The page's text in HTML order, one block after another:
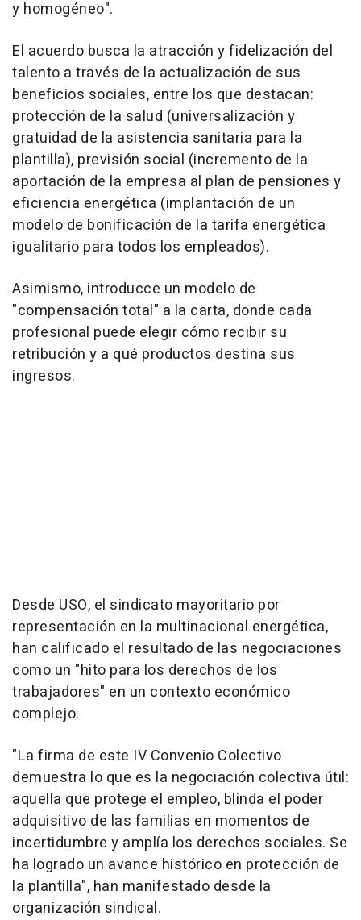
y homogéneo".
El acuerdo busca la atracción y fidelización del
talento a través de la actualización de sus
beneficios sociales, entre los que destacan:
protección de la salud (universalización y
gratuidad de la asistencia sanitaria para la
plantilla), previsión social (incremento de la
aportación de la empresa al plan de pensiones y
eficiencia energética (implantación de un
modelo de bonificación de la tarifa energética
igualitario para todos los empleados).
Asimismo, introducce un modelo de
"compensación total" a la carta, donde cada
profesional puede elegir cómo recibir su
retribución y a qué productos destina sus
ingresos.
Desde USO, el sindicato mayoritario por
representación en la multinacional energética,
han calificado el resultado de las negociaciones
como un "hito para los derechos de los
trabajadores" en un contexto económico
complejo.
"La firma de este IV Convenio Colectivo
demuestra lo que es la negociación colectiva útil:
aquella que protege el empleo, blinda el poder
adquisitivo de las familias en momentos de
incertidumbre y amplía los derechos sociales. Se
ha logrado un avance histórico en protección de
la plantilla", han manifestado desde la
organización sindical.